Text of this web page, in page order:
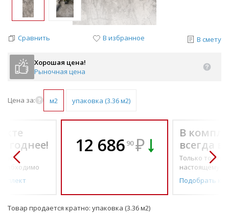
Сравнить В избранное В смету
Хорошая цена!
Рыночная цена
Цена за: м2 упаковка (3.36 м2)
по-
12 686 90 ₽
В
всегда
Только то, что
настоящему
Подобрать
Товар продается кратно: упаковка (3.36 м2)